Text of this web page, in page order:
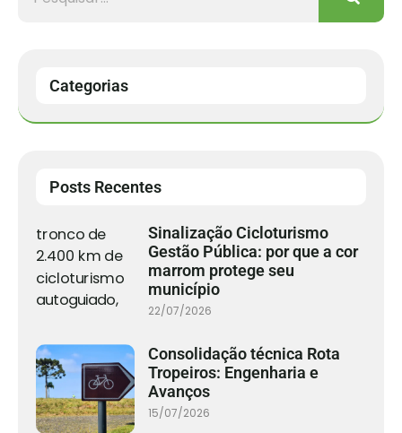
Categorias
Posts Recentes
Sinalização Cicloturismo
Gestão Pública: por que a cor
marrom protege seu
município
22/07/2026
Consolidação técnica Rota
Tropeiros: Engenharia e
Avanços
15/07/2026